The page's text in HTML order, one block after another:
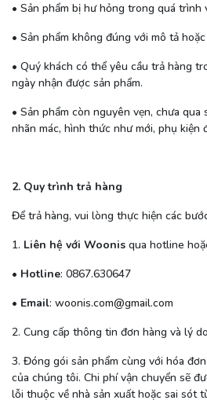
• Sản phẩm bị hư hỏng trong quá trình
• Sản phẩm không đúng với mô tả
• Quý khách có thể yêu cầu trả hàng
ngày nhận được sản phẩm.
• Sản phẩm còn nguyên vẹn, chưa
nhãn mác, hình thức như mới, phụ kiện
2. Quy trình trả hàng
Để trả hàng, vui lòng thực hiện các
1. Liên hệ với Woonis qua hotline
• Hotline: 0867.630647
• Email: woonis.com@gmail.com
2. Cung cấp thông tin đơn hàng và lý
3. Đóng gói sản phẩm cùng với hóa
của chúng tôi. Chi phí vận chuyển sẽ
lỗi thuộc về nhà sản xuất hoặc sai sót